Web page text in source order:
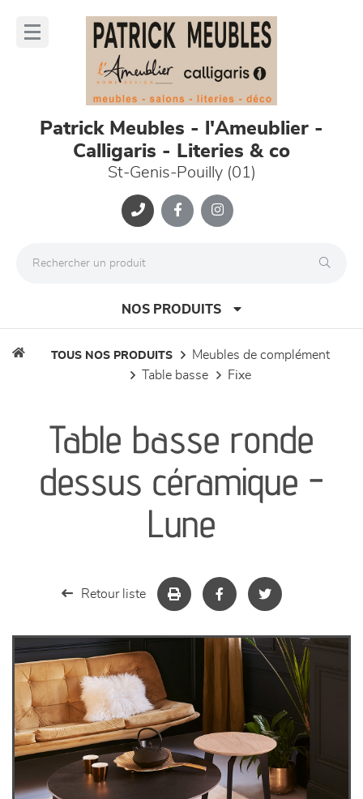
Patrick Meubles - l'Ameublier -
Calligaris - Literies & co
St-Genis-Pouilly (01)
NOS PRODUITS
séjours
meubles de complément
TOUS NOS PRODUITS
meubles de complément
table basse
fixe
Table basse ronde
dessus céramique -
Lune
Retour liste